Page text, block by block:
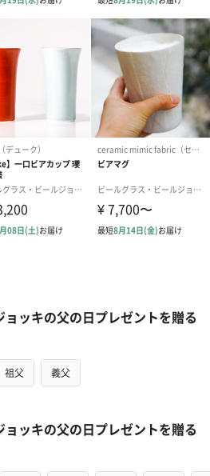
ッキの父の日プレゼントを贈る
祖父 義父
ッキの父の日プレゼントを贈る